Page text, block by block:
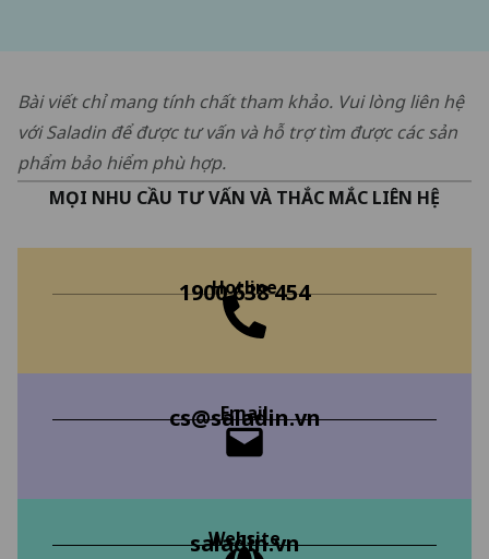
Bài viết chỉ mang tính chất tham khảo. Vui lòng liên hệ
với Saladin để được tư vấn và hỗ trợ tìm được các sản
phẩm bảo hiểm phù hợp.
MỌI NHU CẦU TƯ VẤN VÀ THẮC MẮC LIÊN HỆ
Hotline
1900 638 454
Email
cs@saladin.vn
Website
saladin.vn